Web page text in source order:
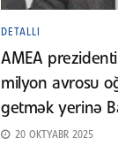
DETALLI
AMEA
milyon avrosu
getmək yerinə
20 OKTYABR 2025